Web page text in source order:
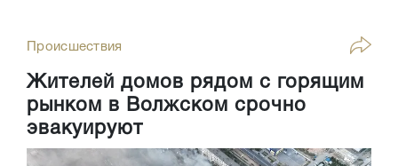
Происшествия
Жителей домов рядом с горящим
рынком в Волжском срочно
эвакуируют